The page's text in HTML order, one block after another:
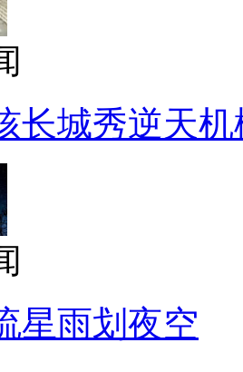
长城秀逆天机
星雨划夜空